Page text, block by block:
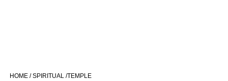
HOME /SPIRITUAL /TEMPLE